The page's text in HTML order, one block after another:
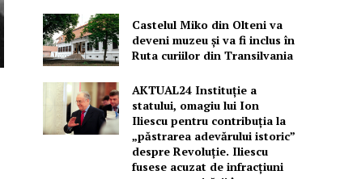
Castelul Miko din Olteni va
deveni muzeu şi va fi inclus în
Ruta curiilor din Transilvania
AKTUAL24 Instituție a
statului, omagiu lui Ion
Iliescu pentru contribuția la
„păstrarea adevărului istoric”
despre Revoluție. Iliescu
fusese acuzat de infracțiuni